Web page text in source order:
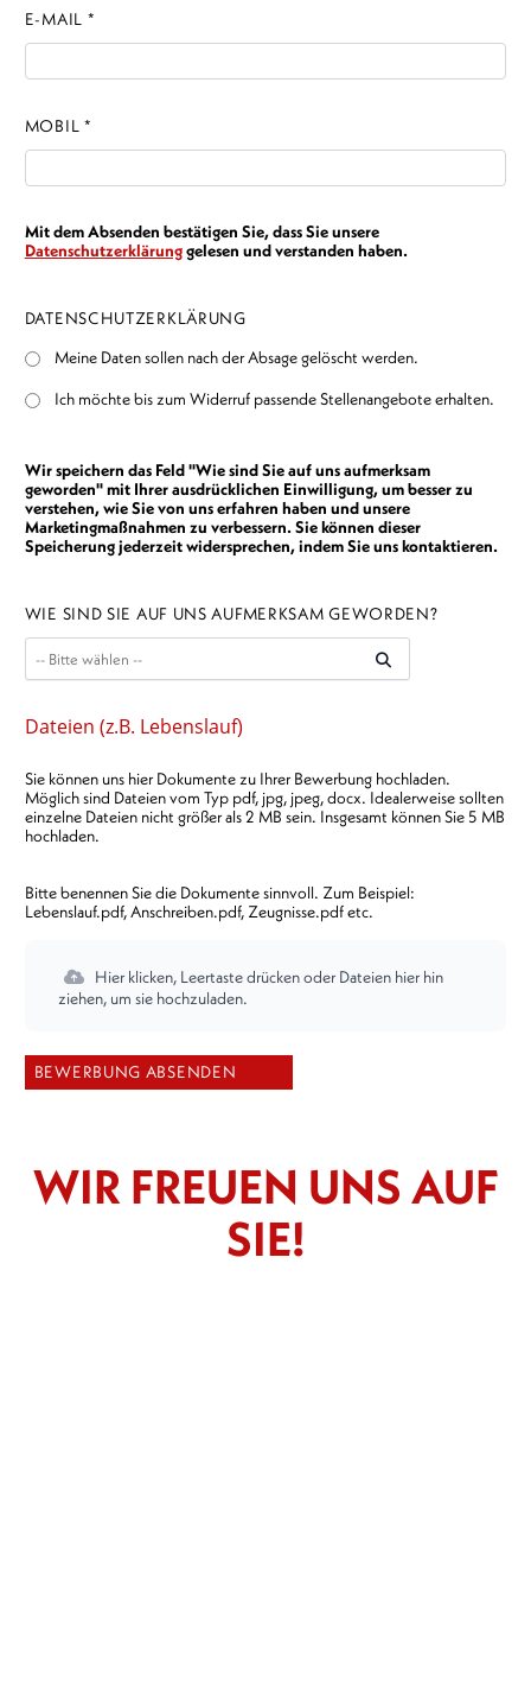
E-MAIL *
MOBIL *
Mit dem Absenden bestätigen Sie, dass Sie unsere
Datenschutzerklärunggelesen und verstanden haben.
DATENSCHUTZERKLÄRUNG
Meine Daten sollen nach der Absage gelöscht werden.
Ich möchte bis zum Widerruf passende Stellenangebote erhalten.
Wir speichern das Feld "Wie sind Sie auf uns aufmerksam
geworden" mit Ihrer ausdrücklichen Einwilligung, um besser zu
verstehen, wie Sie von uns erfahren haben und unsere
Marketingmaßnahmen zu verbessern. Sie können dieser
Speicherung jederzeit widersprechen, indem Sie uns kontaktieren.
WIE SIND SIE AUF UNS AUFMERKSAM GEWORDEN?
Dateien (z.B. Lebenslauf)
Sie können uns hier Dokumente zu Ihrer Bewerbung hochladen.
Möglich sind Dateien vom Typ pdf, jpg, jpeg, docx. Idealerweise sollten
einzelne Dateien nicht größer als 2 MB sein. Insgesamt können Sie 5 MB
hochladen.
Bitte benennen Sie die Dokumente sinnvoll. Zum Beispiel:
Lebenslauf.pdf, Anschreiben.pdf, Zeugnisse.pdf etc.
Hier klicken, Leertaste drücken oder Dateien hier hin
ziehen, um sie hochzuladen.
WIR FREUEN UNS AUF
SIE!